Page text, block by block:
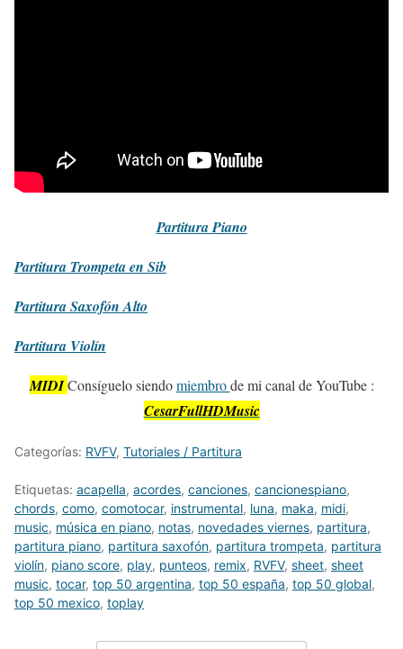
PartituraPiano
Partitura Trompeta en Sib
PartituraSaxofón Alto
Partitura Violín
MIDI Consíguelo siendomiembrode mi canal de YouTube :
CesarFullHDMusic
Categorías: RVFV, Tutoriales / Partitura
Etiquetas: acapella, acordes, canciones, cancionespiano,
chords, como, comotocar, instrumental, luna, maka, midi,
music, música en piano, notas, novedades viernes, partitura,
partitura piano, partitura saxofón, partitura trompeta, partitura
violín, piano score, play, punteos, remix, RVFV, sheet, sheet
music, tocar, top 50 argentina, top 50 españa, top 50 global,
top 50 mexico, toplay